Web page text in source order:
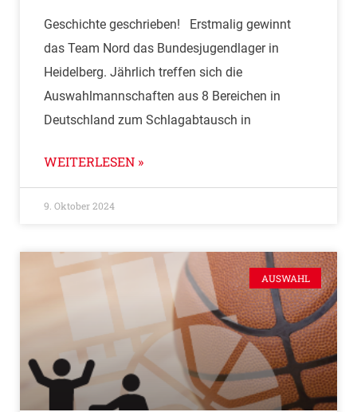
Geschichte geschrieben! Erstmalig gewinnt
das Team Nord das Bundesjugendlager in
Heidelberg. Jährlich treffen sich die
Auswahlmannschaften aus 8 Bereichen in
Deutschland zum Schlagabtausch in
WEITERLESEN »
9. Oktober 2024
AUSWAHL